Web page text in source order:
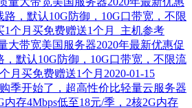
大带宽美国服务器2020年最新优惠促
默认10G防御，10G口带宽，不限流
月买免费赠送1个月 2020-01-15